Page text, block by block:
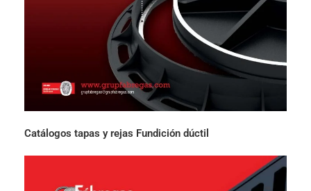
Catálogos tapas y rejas Fundición dúctil